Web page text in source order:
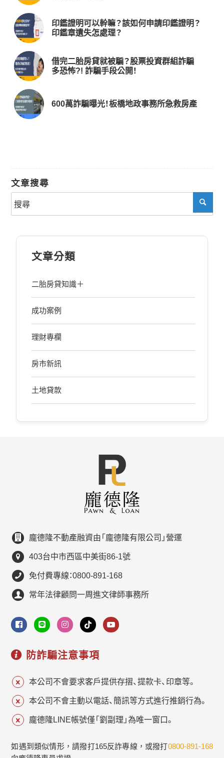
印鑑證明可以幹嘛？該如何申請印鑑證明？
印鑑章遺失怎處理？
借完二胎房貸就被騙？股票投資群組詐騙
多恐怖?! 詐騙手段公開！
600萬詐騙曝光！板橋地政事務所急救房產
文章搜尋
文章分類
二胎房貸知識＋
成功案例
理財專欄
房市新訊
土地貸款
龐德隆不動產融資由「龐德隆有限公司」營運
403台中市西區中美街86-1號
免付費專線：0800-891-168
常年法律顧問一周進文律師事務所
防詐騙注意事項
本公司不會要求客戶提供存摺、提款卡、印章等。
本公司不會主動以電話、簡訊等方式進行推銷行為。
龐德隆LINE帳號僅「劉副理」為唯一窗口。
如遇到類似情形，請撥打165反詐專線，或撥打0800-891-168